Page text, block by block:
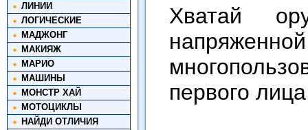
ЛИНИИ
ЛОГИЧЕСКИЕ
МАДЖОНГ
МАКИЯЖ
МАРИО
МАШИНЫ
МОНСТР ХАЙ
МОТОЦИКЛЫ
НАЙДИ ОТЛИЧИЯ
Хватай
первого